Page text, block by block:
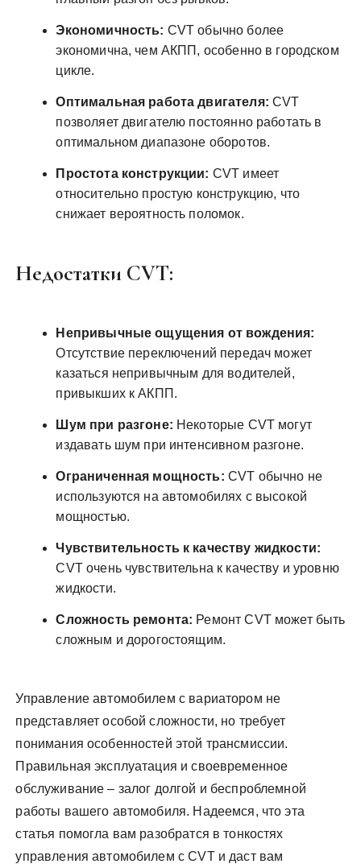
Экономичность: CVT обычно более
экономична, чем АКПП, особенно в городском
цикле.
Оптимальная работа двигателя: CVT
позволяет двигателю постоянно работать в
оптимальном диапазоне оборотов.
Простота конструкции: CVT имеет
относительно простую конструкцию, что
снижает вероятность поломок.
Недостатки CVT:
Непривычные ощущения от вождения:
Отсутствие переключений передач может
казаться непривычным для водителей,
привыкших к АКПП.
Шум при разгоне: Некоторые CVT могут
издавать шум при интенсивном разгоне.
Ограниченная мощность: CVT обычно не
используются на автомобилях с высокой
мощностью.
Чувствительность к качеству жидкости:
CVT очень чувствительна к качеству и уровню
жидкости.
Сложность ремонта: Ремонт CVT может быть
сложным и дорогостоящим.
Управление автомобилем с вариатором не
представляет особой сложности, но требует
понимания особенностей этой трансмиссии.
Правильная эксплуатация и своевременное
обслуживание – залог долгой и беспроблемной
работы вашего автомобиля. Надеемся, что эта
статья помогла вам разобратся в тонкостях
управления автомобилем с CVT и даст вам